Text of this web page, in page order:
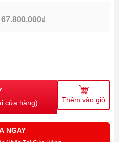
67.800.000₫
cửa hàng) Thêm vào giỏ
NGAY